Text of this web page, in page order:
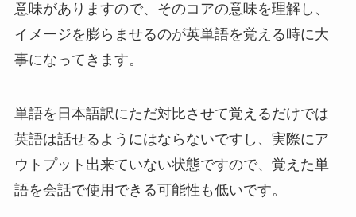
意味がありますので、そのコアの意味を理解し、
イメージを膨らませるのが英単語を覚える時に大
事になってきます。
単語を日本語訳にただ対比させて覚えるだけでは
英語は話せるようにはならないですし、実際にア
ウトプット出来ていない状態ですので、覚えた単
語を会話で使用できる可能性も低いです。